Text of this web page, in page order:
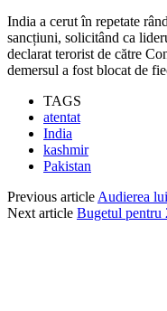
India a cerut în repetate
sancțiuni, solicitând ca
declarat terorist de către
demersul a fost blocat de
TAGS
atentat
India
kashmir
Pakistan
Previous article Audierea
Next article Bugetul pentru